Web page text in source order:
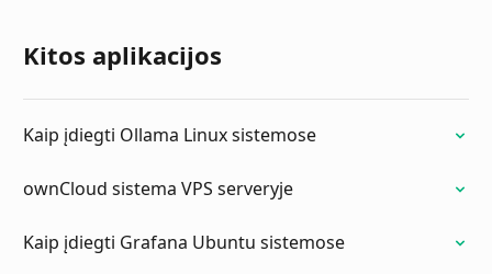
Kitos aplikacijos
Kaip įdiegti Ollama Linux sistemose
ownCloud sistema VPS serveryje
Kaip įdiegti Grafana Ubuntu sistemose